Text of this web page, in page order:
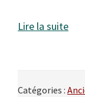
Lire la suite
Catégories :